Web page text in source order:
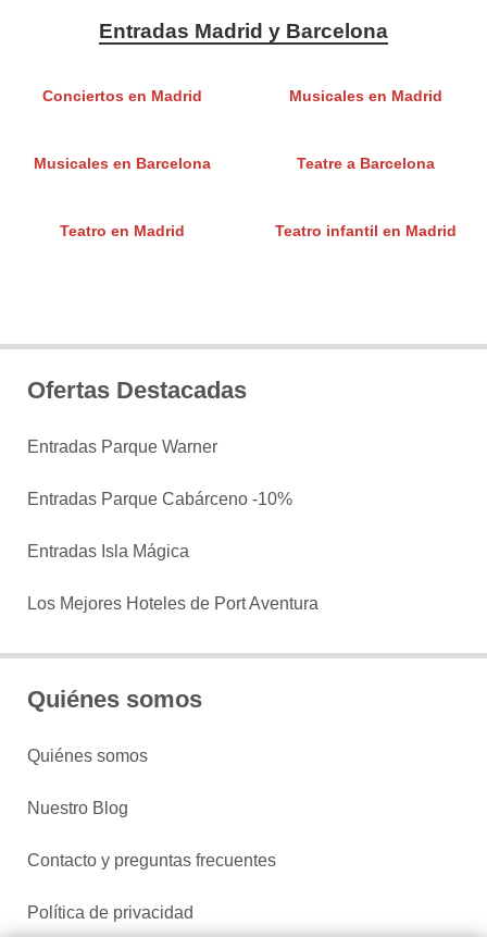
Entradas Madrid y Barcelona
Conciertos en Madrid Musicales en Madrid
Musicales en Barcelona Teatre a Barcelona
Teatro en Madrid Teatro infantil en Madrid
Ofertas Destacadas
Entradas Parque Warner
Entradas Parque Cabárceno -10%
Entradas Isla Mágica
Los Mejores Hoteles de Port Aventura
Quiénes somos
Quiénes somos
Nuestro Blog
Contacto y preguntas frecuentes
Política de privacidad